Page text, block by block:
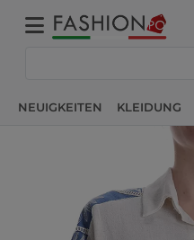
NEUIGKEITEN KLEIDUNG